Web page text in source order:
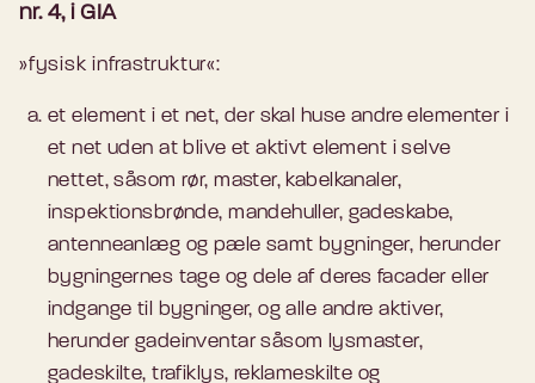
nr. 4, i GIA
»fysisk infrastruktur«:
et element i et net, der skal huse andre elementer i
et net uden at blive et aktivt element i selve
nettet, såsom rør, master, kabelkanaler,
inspektionsbrønde, mandehuller, gadeskabe,
antenneanlæg og pæle samt bygninger, herunder
bygningernes tage og dele af deres facader eller
indgange til bygninger, og alle andre aktiver,
herunder gadeinventar såsom lysmaster,
gadeskilte, trafiklys, reklameskilte og